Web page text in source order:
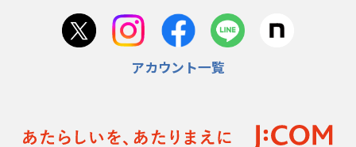
アカウント一覧